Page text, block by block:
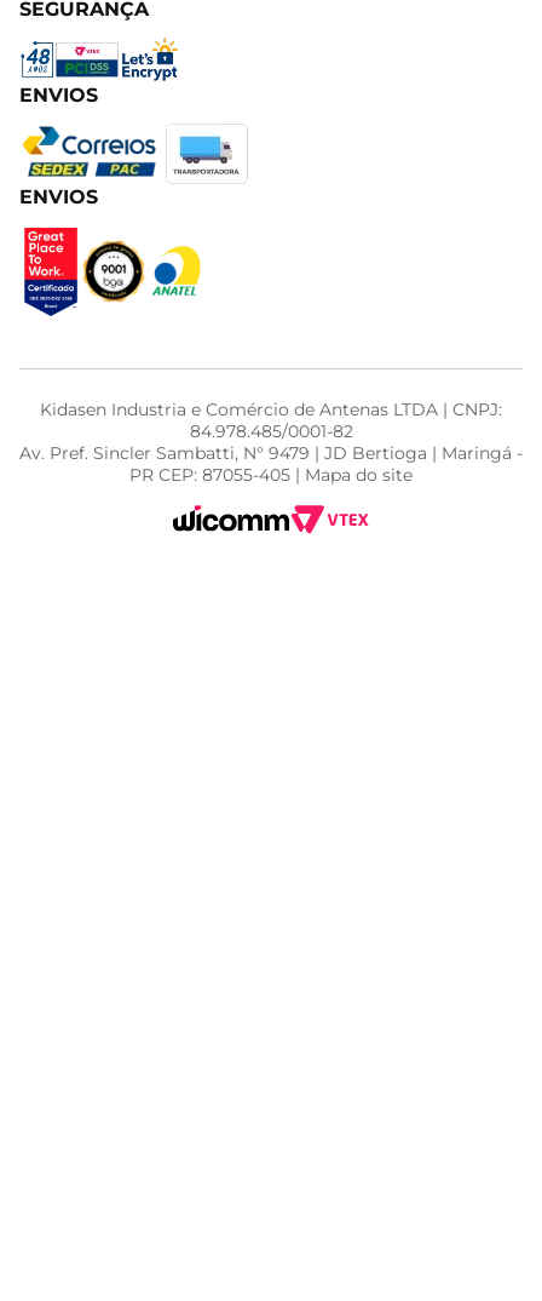
SEGURANÇA
ENVIOS
ENVIOS
Kidasen Industria e Comércio de Antenas LTDA | CNPJ:
84.978.485/0001-82
Av. Pref. Sincler Sambatti, N° 9479 | JD Bertioga | Maringá -
PR CEP: 87055-405 | Mapa do site